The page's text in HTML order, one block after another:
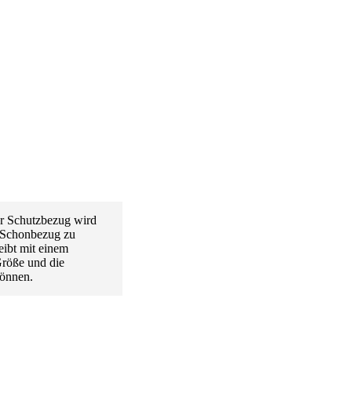
Schutzbezug wird
zu
mit einem
und die